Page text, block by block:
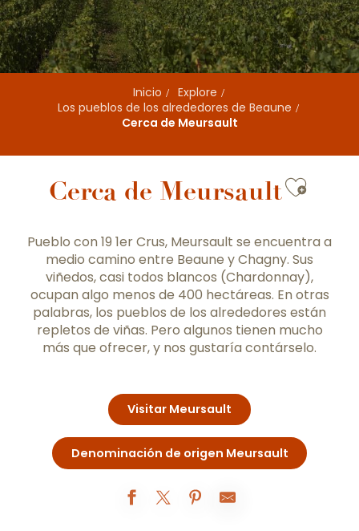
Inicio
Explore
Los pueblos de los alrededores de Beaune
Cerca de Meursault
Cerca de Meursault
Pueblo con 19 1er Crus, Meursault se encuentra a
medio camino entre Beaune y Chagny. Sus
viñedos, casi todos blancos (Chardonnay),
ocupan algo menos de 400 hectáreas. En otras
palabras, los pueblos de los alrededores están
repletos de viñas. Pero algunos tienen mucho
más que ofrecer, y nos gustaría contárselo.
Visitar Meursault
Denominación de origen Meursault